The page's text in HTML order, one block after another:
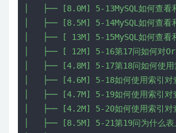
│   ├── [8.0M] 5-13MySQL如何查看
│   ├── [8.5M] 5-14MySQL如何查看
│   ├── [ 13M] 5-15MySQL如何查看
│   ├── [ 12M] 5-16第17问如何对
│   ├── [4.8M] 5-17第18问如何使用
│   ├── [4.6M] 5-18如何使用索引对
│   ├── [4.7M] 5-19如何使用索引对
│   ├── [4.2M] 5-20如何使用索引对
│   ├── [8.5M] 5-21第19问为什么表